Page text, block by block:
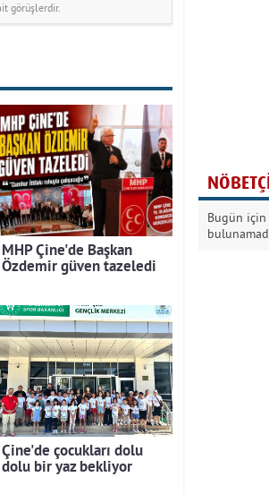
görüşlerdir.
MHP Çine'de Başkan
Özdemir güven tazeledi
Çine'de çocukları dolu
dolu bir yaz bekliyor
Bugün için